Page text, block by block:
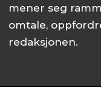
mener seg
omtale,
redaksjonen.